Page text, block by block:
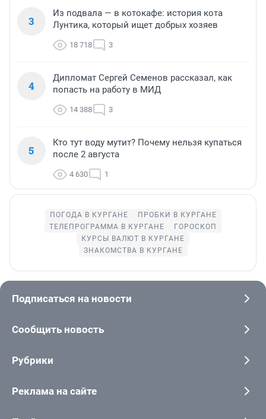
3
Из подвала — в котокафе: история кота
Лунтика, который ищет добрых хозяев
18 718 3
4
Дипломат Сергей Семенов рассказал, как
попасть на работу в МИД
14 388 3
5
Кто тут воду мутит? Почему нельзя купаться
после 2 августа
4 630 1
ПОГОДА В КУРГАНЕ
ПРОБКИ В КУРГАНЕ
ТЕЛЕПРОГРАММА В КУРГАНЕ
ГОРОСКОП
КУРСЫ ВАЛЮТ В КУРГАНЕ
ЗНАКОМСТВА В КУРГАНЕ
Подписаться на новости
Сообщить новость
Рубрики
Реклама на сайте